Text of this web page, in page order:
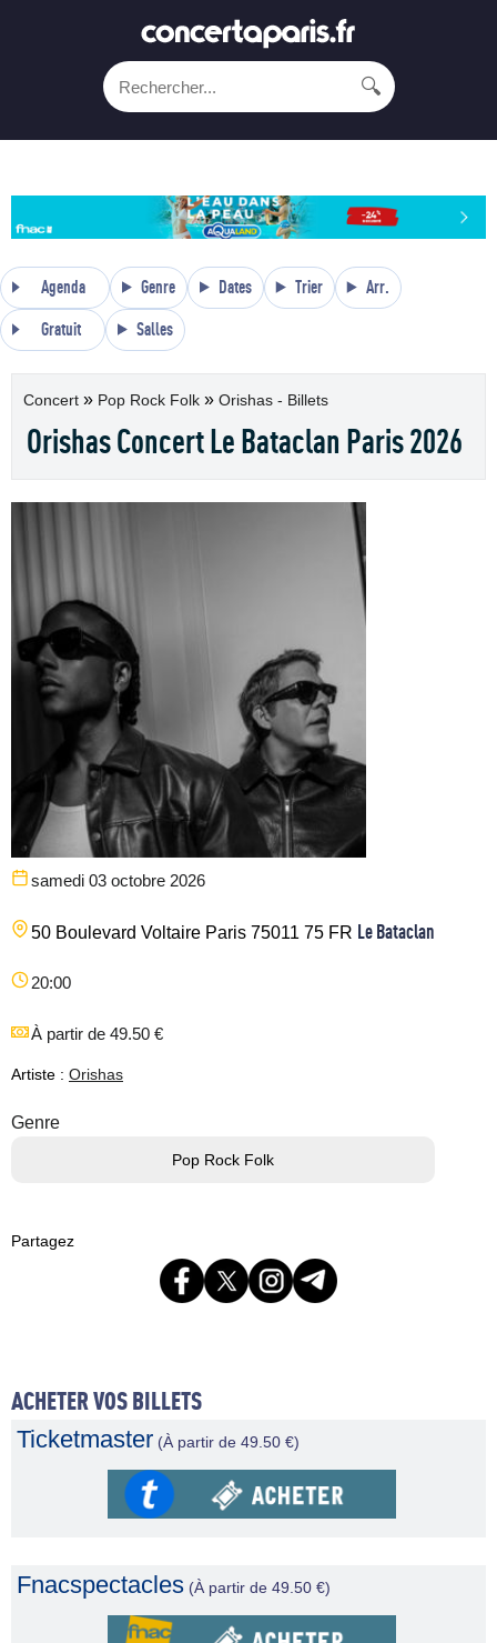
🔍
Agenda Genre Dates Trier Arr.
Gratuit Salles
Concert » Pop Rock Folk » Orishas - Billets
Orishas Concert Le Bataclan Paris 2026
samedi 03 octobre 2026
50 Boulevard Voltaire Paris 75011 75 FR Le Bataclan
20:00
À partir de 49.50 €
Artiste : Orishas
Genre
Pop Rock Folk
Partagez
ACHETER VOS BILLETS
Ticketmaster (À partir de 49.50 €)
Fnacspectacles (À partir de 49.50 €)